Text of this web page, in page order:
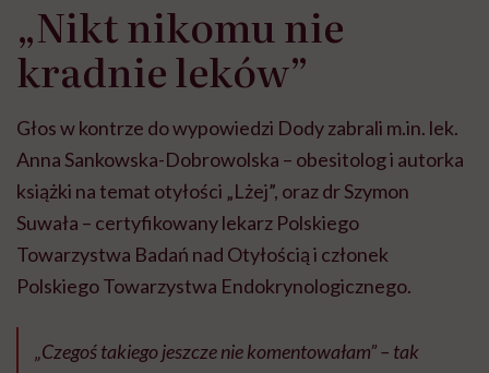
„Nikt nikomu nie
kradnie leków”
Głos w kontrze do wypowiedzi Dody zabrali m.in. lek.
Anna Sankowska-Dobrowolska – obesitolog i autorka
książki na temat otyłości „Lżej”, oraz dr Szymon
Suwała – certyfikowany lekarz Polskiego
Towarzystwa Badań nad Otyłością i członek
Polskiego Towarzystwa Endokrynologicznego.
„Czegoś takiego jeszcze nie komentowałam” – tak